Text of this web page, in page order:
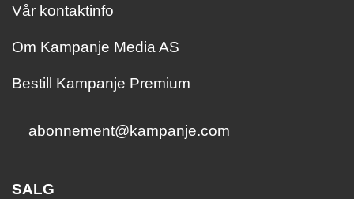
Vår kontaktinfo
Om Kampanje Media AS
Bestill Kampanje Premium
abonnement@kampanje.com
SALG